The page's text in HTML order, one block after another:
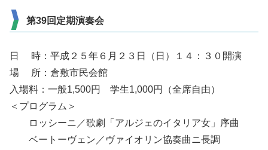
第39回定期演奏会
日 時：平成２５年６月２３日（日）１４：３０開演
場 所：倉敷市民会館
入場料：一般1,500円 学生1,000円（全席自由）
＜プログラム＞
ロッシーニ／歌劇「アルジェのイタリア女」序曲
ベートーヴェン／ヴァイオリン協奏曲ニ長調